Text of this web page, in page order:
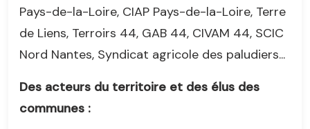
Pays-de-la-Loire, CIAP Pays-de-la-Loire, Terre
de Liens, Terroirs 44, GAB 44, CIVAM 44, SCIC
Nord Nantes, Syndicat agricole des paludiers...
Des acteurs du territoire et des élus des
communes :